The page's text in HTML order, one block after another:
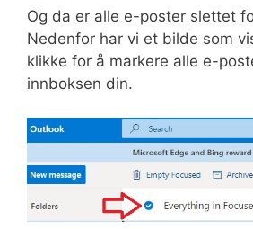
Og da er alle e-poster slettet
Nedenfor har vi et bilde som
klikke for å markere alle e-
innboksen din.